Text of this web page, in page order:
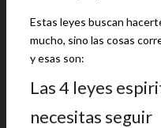
Estas leyes buscan
mucho, sino las cosas
y esas son:
Las 4 leyes
necesitas seguir